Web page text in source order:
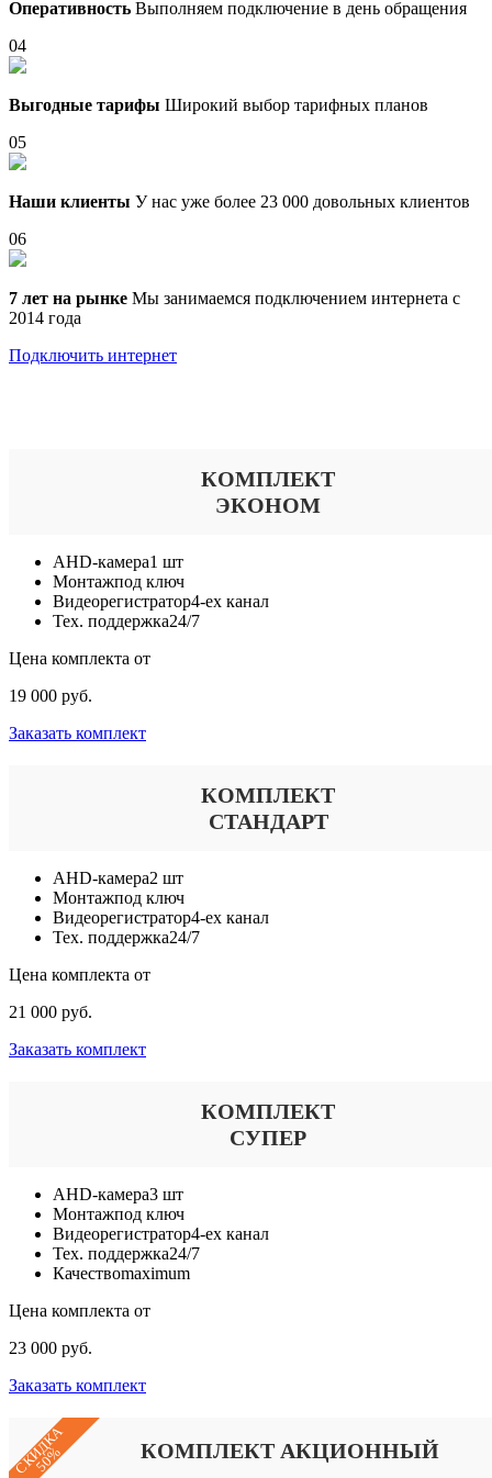
Оперативность Выполняем подключение в день обращения
04
Выгодные тарифы Широкий выбор тарифных планов
05
Наши клиенты У нас уже более 23 000 довольных клиентов
06
7 лет на рынке Мы занимаемся подключением интернета с
2014 года
Подключить интернет
КОМПЛЕКТ
ЭКОНОМ
AHD-камера1 шт
Монтажпод ключ
Видеорегистратор4-ех канал
Тех. поддержка24/7
Цена комплекта от
19 000 руб.
Заказать комплект
КОМПЛЕКТ
СТАНДАРТ
AHD-камера2 шт
Монтажпод ключ
Видеорегистратор4-ех канал
Тех. поддержка24/7
Цена комплекта от
21 000 руб.
Заказать комплект
КОМПЛЕКТ
СУПЕР
AHD-камера3 шт
Монтажпод ключ
Видеорегистратор4-ех канал
Тех. поддержка24/7
Качествоmaximum
Цена комплекта от
23 000 руб.
Заказать комплект
СКИДКА
50% КОМПЛЕКТ АКЦИОННЫЙ